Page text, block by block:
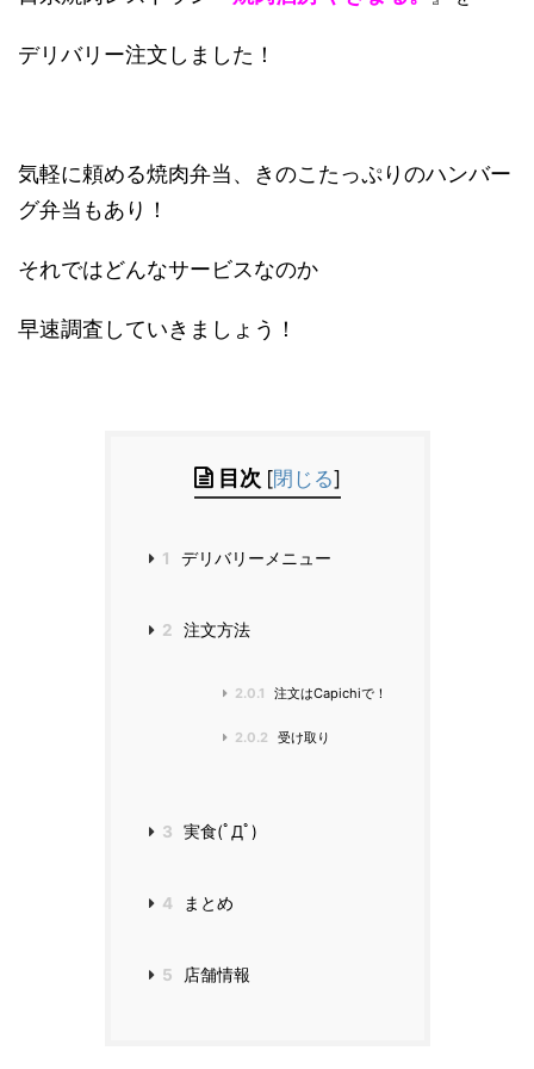
デリバリー注文しました！
気軽に頼める焼肉弁当、きのこたっぷりのハンバー
グ弁当もあり！
それではどんなサービスなのか
早速調査していきましょう！
目次 [閉じる]
1 デリバリーメニュー
2 注文方法
2.0.1 注文はCapichiで！
2.0.2 受け取り
3 実食(ﾟДﾟ)
4 まとめ
5 店舗情報